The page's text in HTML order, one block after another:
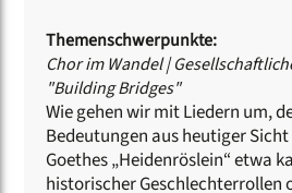
Themenschwerpunkte:
Chor im Wandel|
"Building Bridges"
Wie gehen wir mit Liedern um,
Bedeutungen aus heutiger
Goethes „Heidenröslein“ etwa
historischer Geschlechterrollen